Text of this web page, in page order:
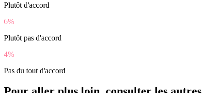
Plutôt d'accord
6%
Plutôt pas d'accord
4%
Pas du tout d'accord